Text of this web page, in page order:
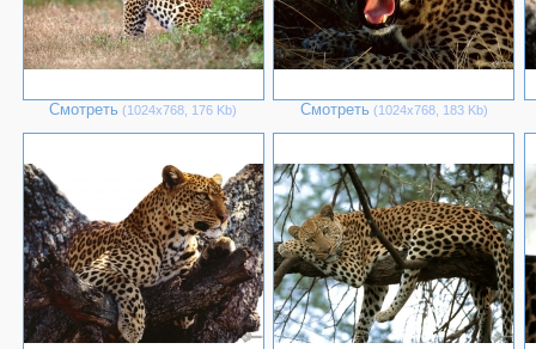
Смотреть (1024х768, 176 Kb) Смотреть (1024х768, 183 Kb)